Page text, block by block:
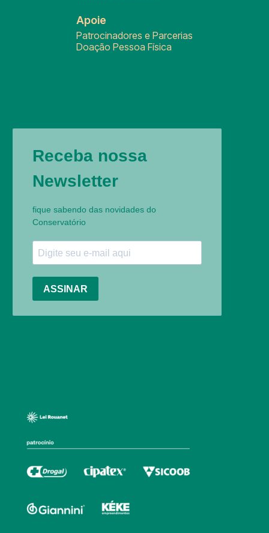
Apoie
Patrocinadores e Parcerias
Doação Pessoa Física